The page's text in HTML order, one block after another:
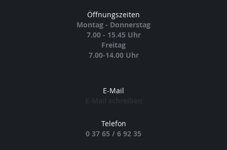
Öffnungszeiten
Montag - Donnerstag
7.00 - 15.45 Uhr
Freitag
7.00-14.00 Uhr
E-Mail
Telefon
0 37 65 / 6 92 35